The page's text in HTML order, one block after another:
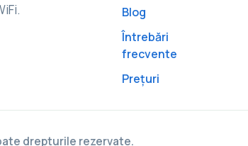
Blog
Întrebări
frecvente
Prețuri
drepturile rezervate.